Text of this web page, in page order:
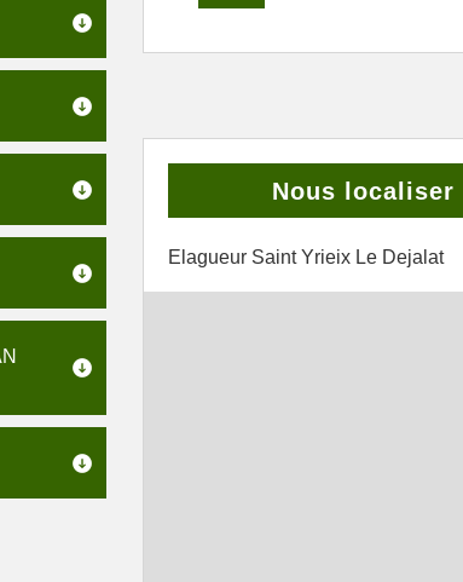
Nous localiser
Elagueur Saint Yrieix Le Dejalat